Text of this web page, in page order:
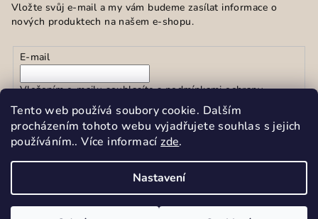
Tento web používá soubory cookie. Dalším
procházením tohoto webu vyjadřujete souhlas s jejich
používáním.. Více informacízde.
Nastavení
Vložte svůj e-mail a my vám budeme zasílat informace o
nových produktech na našem e-shopu.
E-mail
Vložením e-mailu souhlasíte spodmínkami ochrany
osobních údajů
Přihlásit se
Upravit nastavení cookies